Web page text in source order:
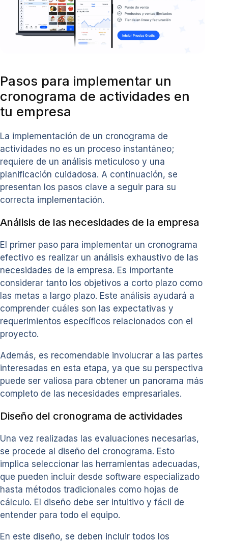
Pasos para implementar un
cronograma de actividades en
tu empresa
La implementación de un cronograma de
actividades no es un proceso instantáneo;
requiere de un análisis meticuloso y una
planificación cuidadosa. A continuación, se
presentan los pasos clave a seguir para su
correcta implementación.
Análisis de las necesidades de la empresa
El primer paso para implementar un cronograma
efectivo es realizar un análisis exhaustivo de las
necesidades de la empresa. Es importante
considerar tanto los objetivos a corto plazo como
las metas a largo plazo. Este análisis ayudará a
comprender cuáles son las expectativas y
requerimientos específicos relacionados con el
proyecto.
Además, es recomendable involucrar a las partes
interesadas en esta etapa, ya que su perspectiva
puede ser valiosa para obtener un panorama más
completo de las necesidades empresariales.
Diseño del cronograma de actividades
Una vez realizadas las evaluaciones necesarias,
se procede al diseño del cronograma. Esto
implica seleccionar las herramientas adecuadas,
que pueden incluir desde software especializado
hasta métodos tradicionales como hojas de
cálculo. El diseño debe ser intuitivo y fácil de
entender para todo el equipo.
En este diseño, se deben incluir todos los